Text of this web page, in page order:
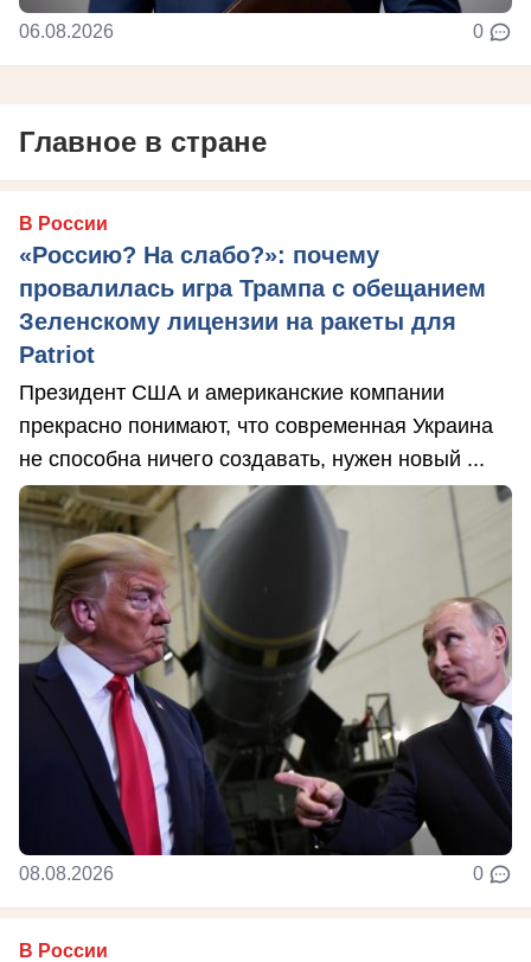
06.08.2026 0
Главное в стране
В России
«Россию? На слабо?»: почему
провалилась игра Трампа с обещанием
Зеленскому лицензии на ракеты для
Patriot
Президент США и американские компании
прекрасно понимают, что современная Украина
не способна ничего создавать, нужен новый ...
08.08.2026 0
В России